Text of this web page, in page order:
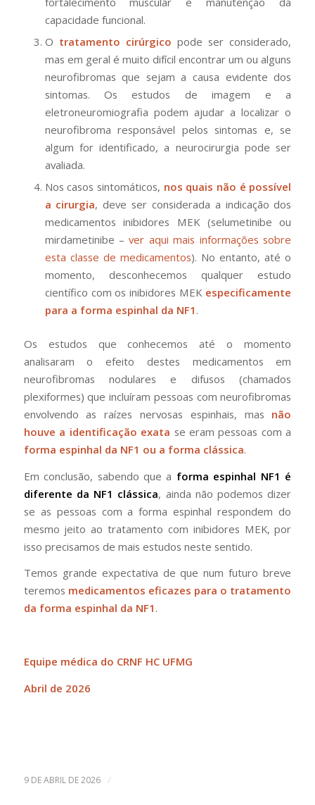
capacidade funcional.
O tratamento cirúrgicopode ser considerado,
mas em geral é muito difícil encontrar um ou alguns
neurofibromas que sejam a causa evidente dos
sintomas. Os estudos de imagem e a
eletroneuromiografia podem ajudar a localizar o
neurofibroma responsável pelos sintomas e, se
algum for identificado, a neurocirurgia pode ser
avaliada.
Nos casos sintomáticos, nos quais não é possível
a cirurgia, deve ser considerada a indicação dos
medicamentos inibidores MEK (selumetinibe ou
mirdametinibe –ver aqui mais informações sobre
esta classe de medicamentos). No entanto, até o
momento, desconhecemos qualquer estudo
científico com os inibidores MEK especificamente
para a forma espinhal da NF1 .
Os estudos que conhecemos até o momento
analisaram o efeito destes medicamentos em
neurofibromas nodulares e difusos (chamados
plexiformes) que incluíram pessoas com neurofibromas
envolvendo as raízes nervosas espinhais, mas não
houve a identificação exata se eram pessoas com a
forma espinhal da NF1 ou a forma clássica.
Em conclusão, sabendo que a forma espinhal NF1 é
diferente da NF1 clássica, ainda não podemos dizer
se as pessoas com a forma espinhal respondem do
mesmo jeito ao tratamento com inibidores MEK, por
isso precisamos de mais estudos neste sentido.
Temos grande expectativa de que num futuro breve
teremos medicamentos eficazes para o tratamento
da forma espinhal da NF1 .
Equipe médica do CRNF HC UFMG
Abril de 2026
9 DE ABRIL DE 2026 /